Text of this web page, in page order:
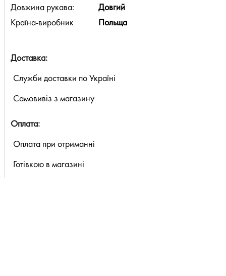
Довжина рукава:
Довгий
Країна-виробник
Польща
Доставка:
Служби доставки по Україні
Самовивіз з магазину
Оплата:
Оплата при отриманні
Готівкою в магазині